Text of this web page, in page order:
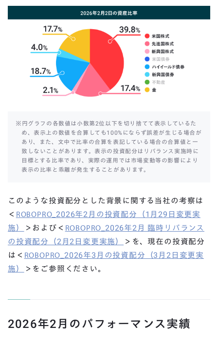
※円グラフの各数値は小数第2位以下を切り捨てて表示しているた
め、表示上の数値を合算しても100%にならず誤差が生じる場合が
あり、また、文中で比率の合算を表記している場合の合算値と一
致しないことがあります。表示の投資配分はリバランス実施時に
目標とする比率であり、実際の運用では市場変動等の影響により
表示の比率と乖離が発生することがあります。
このような投資配分とした背景に関する当社の考察は
＜ ROBOPRO_2026年2月の投資配分（1月29日変更実
施）
＞および＜ ROBOPRO_2026年2月 臨時リバランス
の投資配分（2月2日変更実施）
＞を、現在の投資配分
は＜ ROBOPRO_2026年3月の投資配分（3月2日変更実
施）
＞をご参照ください。
2026年2月のパフォーマンス実績